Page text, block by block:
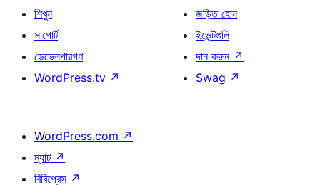
শিখুন
সাপোর্ট
ডেভেলপারগণ
WordPress.tv ↗
জড়িত হোন
ইভেন্টগুলি
দান করুন ↗
Swag ↗
WordPress.com ↗
ম্যাট ↗
বিবিপ্রেস ↗